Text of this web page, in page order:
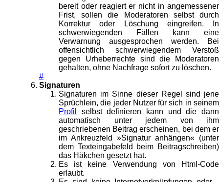
bereit oder reagiert er nicht in angemessener
Frist, sollen die Moderatoren selbst durch
Korrektur oder Löschung eingreifen. In
schwerwiegenden Fällen kann eine
Verwarnung ausgesprochen werden. Bei
offensichtlich schwerwiegendem Verstoß
gegen Urheberrechte sind die Moderatoren
gehalten, ohne Nachfrage sofort zu löschen.
#
Signaturen
Signaturen im Sinne dieser Regel sind jene
Sprüchlein, die jeder Nutzer für sich in seinem
Profil
selbst definieren kann und die dann
automatisch unter jedem von ihm
geschriebenen Beitrag erscheinen, bei dem er
im Ankreuzfeld »Signatur anhängen« (unter
dem Texteingabefeld beim Beitragschreiben)
das Häkchen gesetzt hat.
Es ist keine Verwendung von Html-Code
erlaubt.